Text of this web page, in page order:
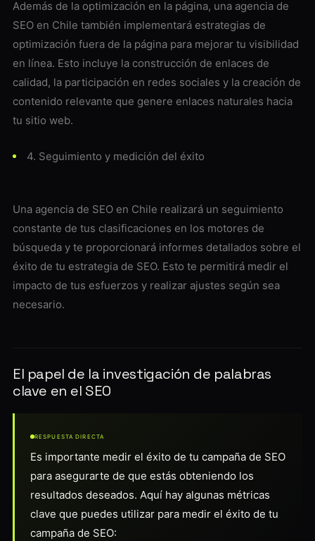
Además de la optimización en la página, una agencia de
SEO en Chile también implementará estrategias de
optimización fuera de la página para mejorar tu visibilidad
en línea. Esto incluye la construcción de enlaces de
calidad, la participación en redes sociales y la creación de
contenido relevante que genere enlaces naturales hacia
tu sitio web.
4. Seguimiento y medición del éxito
Una agencia de SEO en Chile realizará un seguimiento
constante de tus clasificaciones en los motores de
búsqueda y te proporcionará informes detallados sobre el
éxito de tu estrategia de SEO. Esto te permitirá medir el
impacto de tus esfuerzos y realizar ajustes según sea
necesario.
El papel de la investigación de palabras
clave en el SEO
RESPUESTA DIRECTA
Es importante medir el éxito de tu campaña de SEO
para asegurarte de que estás obteniendo los
resultados deseados. Aquí hay algunas métricas
clave que puedes utilizar para medir el éxito de tu
campaña de SEO: